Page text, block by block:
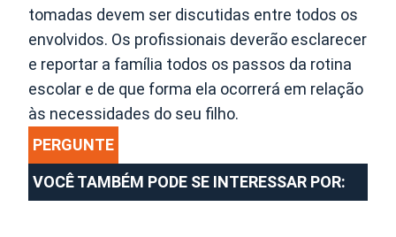
tomadas devem ser discutidas entre todos os
envolvidos. Os profissionais deverão esclarecer
e reportar a família todos os passos da rotina
escolar e de que forma ela ocorrerá em relação
às necessidades do seu filho.
PERGUNTE
VOCÊ TAMBÉM PODE SE INTERESSAR POR: